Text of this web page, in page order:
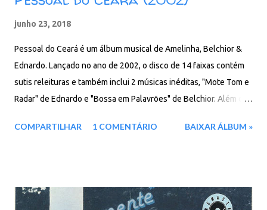
junho 23, 2018
Pessoal do Ceará é um álbum musical de Amelinha, Belchior &
Ednardo. Lançado no ano de 2002, o disco de 14 faixas contém
sutis releituras e também inclui 2 músicas inéditas, "Mote Tom e
Radar" de Ednardo e "Bossa em Palavrões" de Belchior. Além das
composições dos parceiros: Fagner, Climério e Vicente Lopes.
Alucinação 11. Lagoa De Aluá 12. Bossa Em Palavrões 13. Mote
COMPARTILHAR 1 COMENTÁRIO BAIXAR ÁLBUM »